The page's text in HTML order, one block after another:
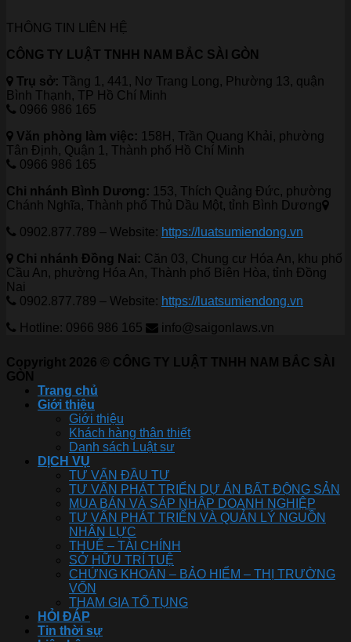
THÔNG TIN LIÊN HỆ
CÔNG TY LUẬT TNHH NAM BẮC SÀI GÒN
Trụ sở: Tầng 1, 441, Nơ Trang Long, Phường 13, quận
Bình Thạnh, TP Hồ Chí Minh
0966 986 165
Văn phòng làm việc: 158H, Trần Quang Khải, phường
Tân Định, Quận 1, Thành phố Hồ Chí Minh
0966 986 165
Chi nhánh Bình Dương: 153, Thích Quảng Đức, phường
Chánh Nghĩa, Thành phố Thủ Dầu Một, tỉnh Bình Dương
0902.877.789 – Website: https://luatsumiendong.vn
Chi nhánh Đồng Nai: Căn 03, Chung cư Hóa An, khu phố
Cầu An, phường Hóa An, Thành phố Biên Hòa, tỉnh Đồng
Nai
0902.877.789 – Website: https://luatsumiendong.vn
Hotline: 0966 986 165
info@saigonlaws.vn
Copyright 2026 © CÔNG TY LUẬT TNHH NAM BẮC SÀI
GÒN
Trang chủ
Giới thiệu
Giới thiệu
Khách hàng thân thiết
Danh sách Luật sư
DỊCH VỤ
TƯ VẤN ĐẦU TƯ
TƯ VẤN PHÁT TRIỂN DỰ ÁN BẤT ĐỘNG SẢN
MUA BÁN VÀ SÁP NHẬP DOANH NGHIỆP
TƯ VẤN PHÁT TRIỂN VÀ QUẢN LÝ NGUỒN
NHÂN LỰC
THUẾ – TÀI CHÍNH
SỞ HỮU TRÍ TUỆ
CHỨNG KHOÁN – BẢO HIỂM – THỊ TRƯỜNG
VỐN
THAM GIA TỐ TỤNG
HỎI ĐÁP
Tin thời sự